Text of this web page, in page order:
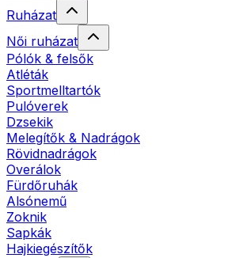
Ruházat
Női ruházat
Pólók & felsők
Atléták
Sportmelltartók
Pulóverek
Dzsekik
Melegítők & Nadrágok
Rövidnadrágok
Overálok
Fürdőruhák
Alsónemű
Zoknik
Sapkák
Hajkiegészítők